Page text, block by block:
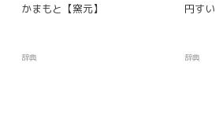
かまもと【窯元】
辞典
円すい
辞典